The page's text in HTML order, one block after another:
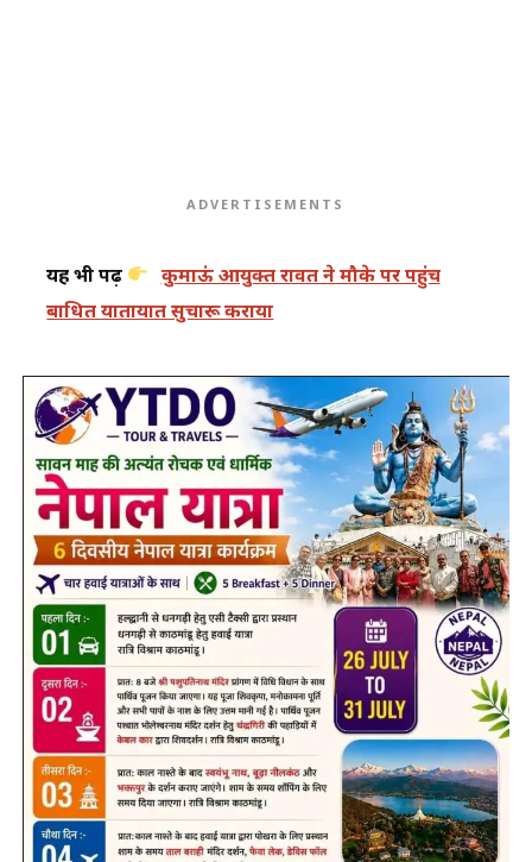
ADVERTISEMENTS
यह भी पढ़ें
कुमाऊं आयुक्त रावत ने मौके पर पहुंच
बाधित यातायात सुचारू कराया